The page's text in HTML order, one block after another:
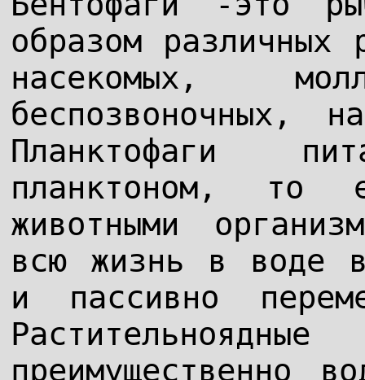
образом различных
насекомых,
беспозвоночных,
Планктофаги
планктоном, то
животными
всю жизнь в воде
и пассивно
преимущественно